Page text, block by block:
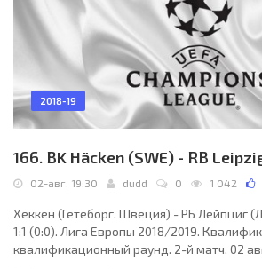
2018-19
166. BK Häcken (SWE) - RB
02-авг, 19:30 dudd 0 1 042
Хеккен (Гётеборг, Швеция) - РБ Лейпциг
1:1 (0:0). Лига Европы 2018/2019.
квалификационный раунд. 2-й матч. 02